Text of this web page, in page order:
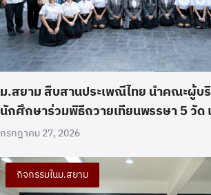
ม.สยาม สืบสานประเพณีไทย นำคณะผู้บ
นักศึกษาร่วมพิธีถวายเทียนพรรษา 5 วัด
กรกฎาคม 27, 2026
กิจกรรมในม.สยาม